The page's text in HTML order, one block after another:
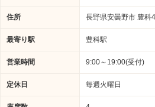
住所 長野県安曇野市 豊科
最寄り駅 豊科駅
営業時間 9:00～19:00(受付)
定休日 毎週火曜日